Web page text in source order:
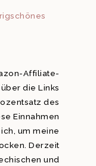
Affiliate-
die Links
des
Einnahmen
um meine
Derzeit
und